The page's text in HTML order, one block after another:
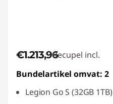
€1.213,96Recupel incl.
Bundelartikel omvat: 2
Legion Go S (32GB 1TB)